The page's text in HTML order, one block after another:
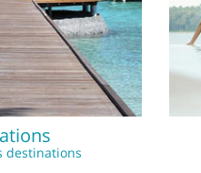
destinations